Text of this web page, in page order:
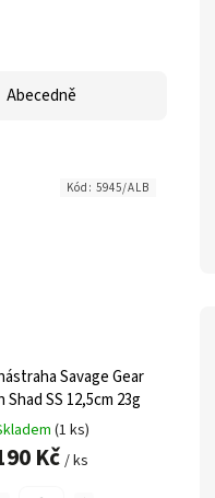
Abecedně
Savage Gear
Shad SS 12,5cm 23g
(1 ks)
Kč / ks
Kód: 5945/ALB